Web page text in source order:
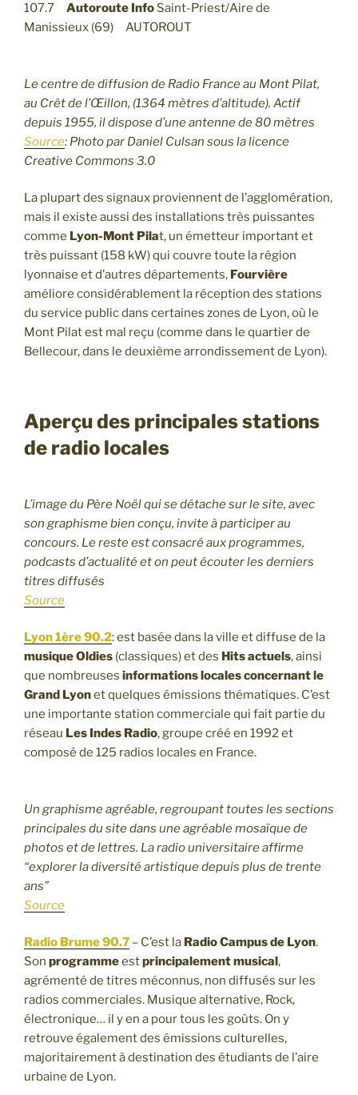
107.7 Autoroute Info Saint-Priest/Aire de
Manissieux (69) AUTOROUT
Le centre de diffusion de Radio France au Mont Pilat,
au Crêt de l’Œillon, (1364 mètres d’altitude). Actif
depuis 1955, il dispose d’une antenne de 80 mètres
Source: Photo par Daniel Culsan sous la licence
Creative Commons 3.0
La plupart des signaux proviennent de l’agglomération,
mais il existe aussi des installations très puissantes
comme Lyon-Mont Pilat, un émetteur important et
très puissant (158 kW) qui couvre toute la région
lyonnaise et d’autres départements, Fourvière
améliore considérablement la réception des stations
du service public dans certaines zones de Lyon, où le
Mont Pilat est mal reçu (comme dans le quartier de
Bellecour, dans le deuxième arrondissement de Lyon).
Aperçu des principales stations
de radio locales
L’image du Père Noël qui se détache sur le site, avec
son graphisme bien conçu, invite à participer au
concours. Le reste est consacré aux programmes,
podcasts d’actualité et on peut écouter les derniers
titres diffusés
Source
Lyon 1ère 90.2: est basée dans la ville et diffuse de la
musique Oldies (classiques) et des Hits actuels, ainsi
que nombreuses informations locales concernant le
Grand Lyonet quelques émissions thématiques. C’est
une importante station commerciale qui fait partie du
réseau Les Indes Radio, groupe créé en 1992 et
composé de 125 radios locales en France.
Un graphisme agréable, regroupant toutes les sections
principales du site dans une agréable mosaïque de
photos et de lettres. La radio universitaire affirme
“explorer la diversité artistique depuis plus de trente
ans”
Source
Radio Brume 90.7 – C’est la Radio Campus de Lyon.
Son programmeestprincipalement musical ,
agrémenté de titres méconnus, non diffusés sur les
radios commerciales. Musique alternative, Rock,
électronique… il y en a pour tous les goûts. On y
retrouve également des émissions culturelles,
majoritairement à destination des étudiants de l’aire
urbaine de Lyon.